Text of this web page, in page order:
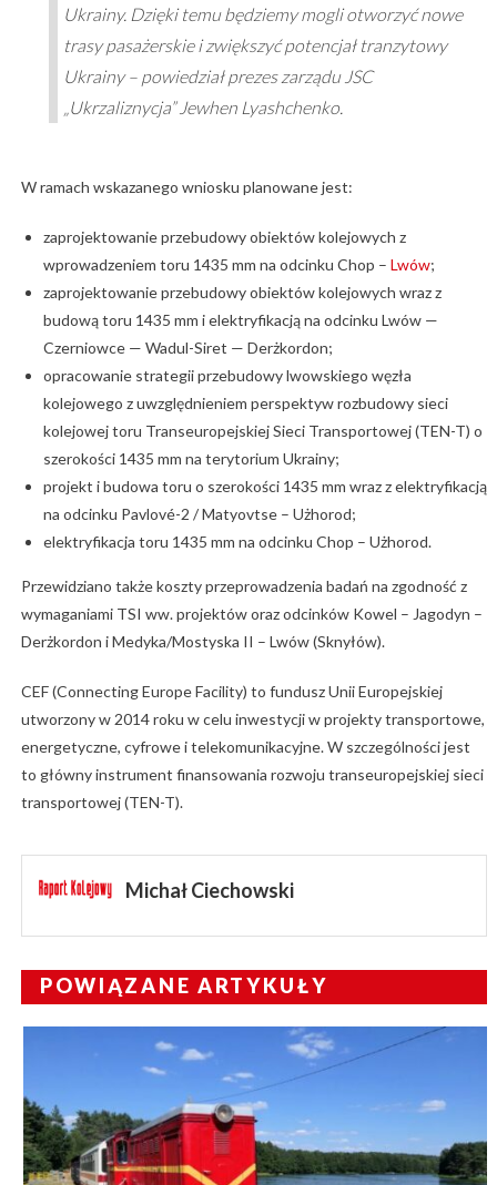
Ukrainy. Dzięki temu będziemy mogli otworzyć nowe
trasy pasażerskie i zwiększyć potencjał tranzytowy
Ukrainy – powiedział prezes zarządu JSC
„Ukrzaliznycja” Jewhen Lyashchenko.
W ramach wskazanego wniosku planowane jest:
zaprojektowanie przebudowy obiektów kolejowych z
wprowadzeniem toru 1435 mm na odcinku Chop – Lwów;
zaprojektowanie przebudowy obiektów kolejowych wraz z
budową toru 1435 mm i elektryfikacją na odcinku Lwów —
Czerniowce — Wadul-Siret — Derżkordon;
opracowanie strategii przebudowy lwowskiego węzła
kolejowego z uwzględnieniem perspektyw rozbudowy sieci
kolejowej toru Transeuropejskiej Sieci Transportowej (TEN-T) o
szerokości 1435 mm na terytorium Ukrainy;
projekt i budowa toru o szerokości 1435 mm wraz z elektryfikacją
na odcinku Pavlové-2 / Matyovtse – Użhorod;
elektryfikacja toru 1435 mm na odcinku Chop – Użhorod.
Przewidziano także koszty przeprowadzenia badań na zgodność z
wymaganiami TSI ww. projektów oraz odcinków Kowel – Jagodyn –
Derżkordon i Medyka/Mostyska II – Lwów (Sknyłów).
CEF (Connecting Europe Facility) to fundusz Unii Europejskiej
utworzony w 2014 roku w celu inwestycji w projekty transportowe,
energetyczne, cyfrowe i telekomunikacyjne. W szczególności jest
to główny instrument finansowania rozwoju transeuropejskiej sieci
transportowej (TEN-T).
Michał Ciechowski
POWIĄZANE ARTYKUŁY